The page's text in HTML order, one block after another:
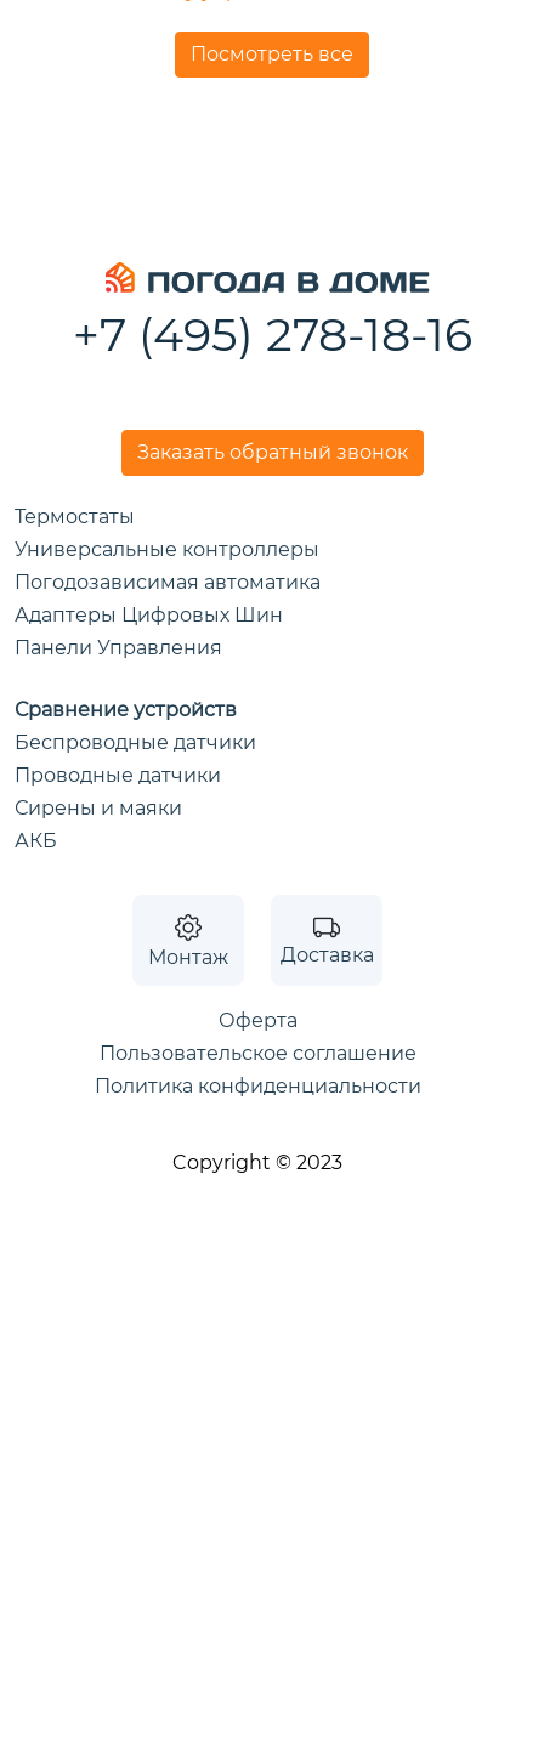
Посмотреть все
+7 (495) 278-18-16
Заказать обратный звонок
Термостаты
Универсальные контроллеры
Погодозависимая автоматика
Адаптеры Цифровых Шин
Панели Управления
Сравнение устройств
Беспроводные датчики
Проводные датчики
Сирены и маяки
АКБ
Оферта
Пользовательское соглашение
Политика конфиденциальности
Copyright © 2023
Монтаж Доставка